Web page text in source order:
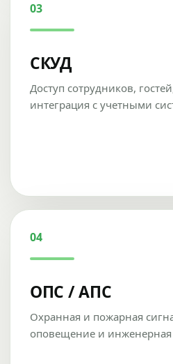
03
СКУД
Доступ сотрудников,
интеграция с учетными
04
ОПС / АПС
Охранная и пожарная
оповещение и инженерная